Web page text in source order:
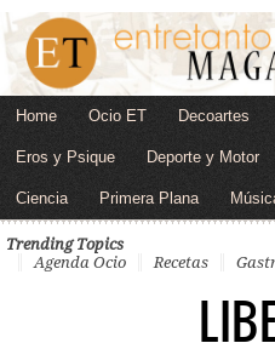
Home Ocio ET Decoartes
Eros y Psique Deporte y Motor
Ciencia Primera Plana
Trending Topics
Agenda Ocio
Recetas